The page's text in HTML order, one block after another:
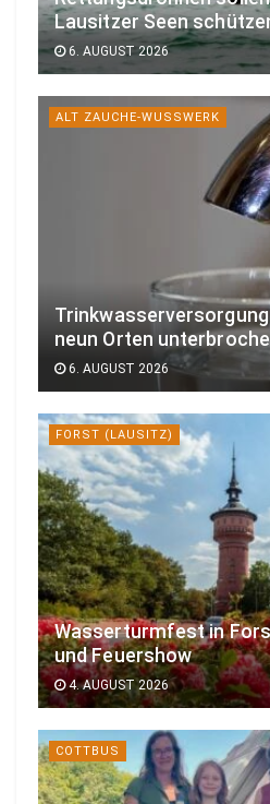
Lausitzer Seen
6. AUGUST 2026
ALT ZAUCHE-WUSSWERK
neun Orten
6. AUGUST 2026
FORST (LAUSITZ)
Wasserturmfest in
und Feuershow
4. AUGUST 2026
COTTBUS